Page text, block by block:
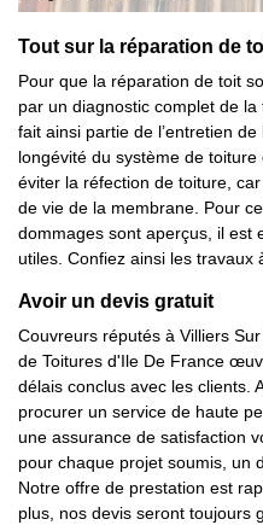
Tout sur la réparation de
Pour que la réparation de toit
par un diagnostic complet de
fait ainsi partie de l’entretien
longévité du système de
éviter la réfection de toiture,
de vie de la membrane. Pour
dommages sont aperçus, il est
utiles. Confiez ainsi les travaux
Avoir un devis gratuit
Couvreurs réputés à Villiers
de Toitures d'Ile De France
délais conclus avec les clients.
procurer un service de haute
une assurance de satisfaction
pour chaque projet soumis, un
Notre offre de prestation est
plus, nos devis seront toujours